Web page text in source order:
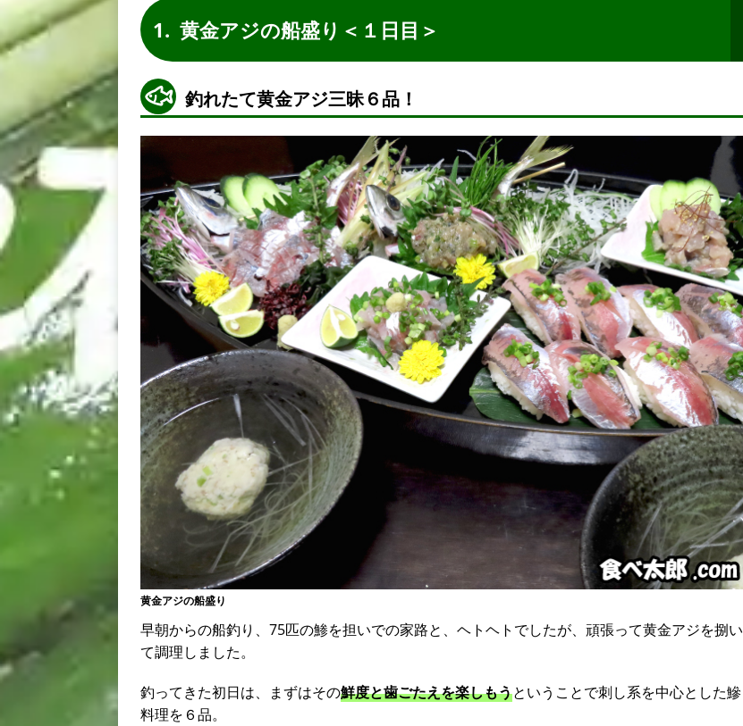
黄金アジの船盛り＜１日目＞
釣れたて黄金アジ三昧６品！
黄金アジの船盛り
早朝からの船釣り、75匹の鯵を担いでの家路と、ヘトヘトでしたが、頑張って黄金アジを捌い
て調理しました。
釣ってきた初日は、まずはその鮮度と歯ごたえを楽しもうということで刺し系を中心とした鰺
料理を６品。